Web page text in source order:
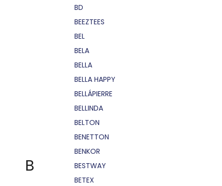
B
BD
BEEZTEES
BEL
BELA
BELLA
BELLA HAPPY
BELLÁPIERRE
BELLINDA
BELTON
BENETTON
BENKOR
BESTWAY
BETEX